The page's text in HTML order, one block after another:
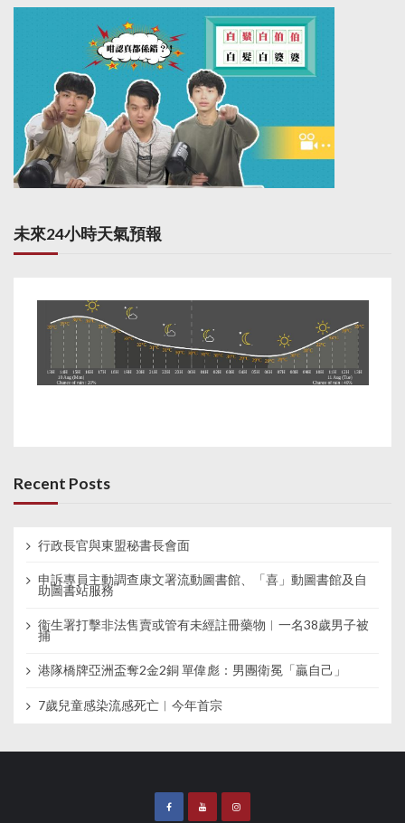
未來24小時天氣預報
Recent Posts
行政長官與東盟秘書長會面
申訴專員主動調查康文署流動圖書館、「喜」動圖書館及自
助圖書站服務
衞生署打擊非法售賣或管有未經註冊藥物︱一名38歲男子被
捕
港隊橋牌亞洲盃奪2金2銅 單偉彪：男團衛冕「贏自己」
7歲兒童感染流感死亡︱今年首宗